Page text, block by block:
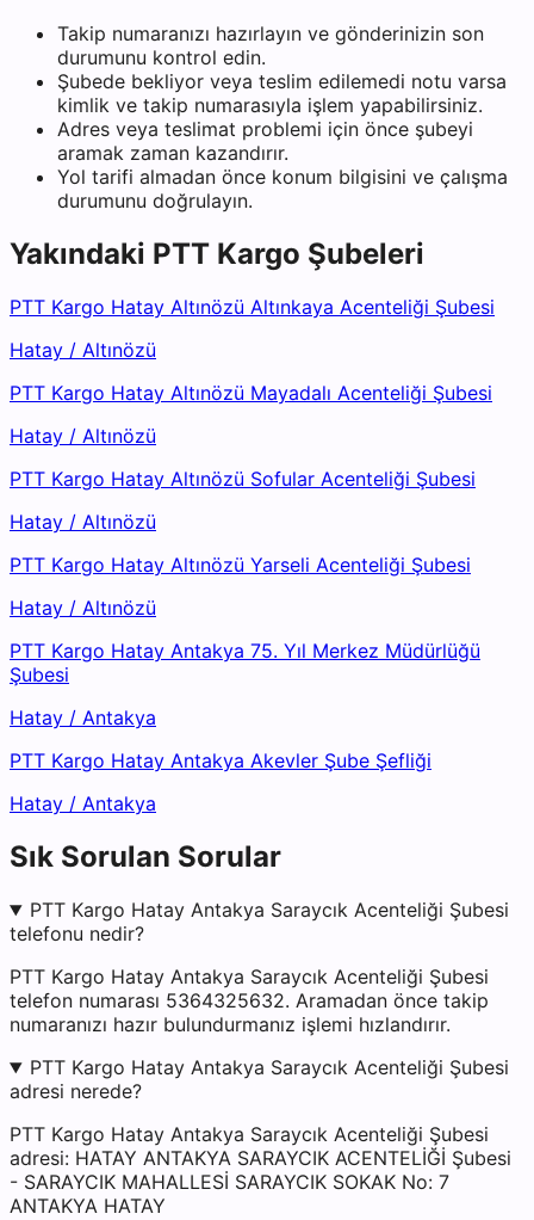
Takip numaranızı hazırlayın ve gönderinizin son
durumunu kontrol edin.
Şubede bekliyor veya teslim edilemedi notu varsa
kimlik ve takip numarasıyla işlem yapabilirsiniz.
Adres veya teslimat problemi için önce şubeyi
aramak zaman kazandırır.
Yol tarifi almadan önce konum bilgisini ve çalışma
durumunu doğrulayın.
Yakındaki PTT Kargo Şubeleri
PTT Kargo Hatay Altınözü Altınkaya Acenteliği Şubesi
Hatay / Altınözü
PTT Kargo Hatay Altınözü Mayadalı Acenteliği Şubesi
Hatay / Altınözü
PTT Kargo Hatay Altınözü Sofular Acenteliği Şubesi
Hatay / Altınözü
PTT Kargo Hatay Altınözü Yarseli Acenteliği Şubesi
Hatay / Altınözü
PTT Kargo Hatay Antakya 75. Yıl Merkez Müdürlüğü
Şubesi
Hatay / Antakya
PTT Kargo Hatay Antakya Akevler Şube Şefliği
Hatay / Antakya
Sık Sorulan Sorular
PTT Kargo Hatay Antakya Saraycık Acenteliği Şubesi
telefonu nedir?
PTT Kargo Hatay Antakya Saraycık Acenteliği Şubesi
telefon numarası 5364325632. Aramadan önce takip
numaranızı hazır bulundurmanız işlemi hızlandırır.
PTT Kargo Hatay Antakya Saraycık Acenteliği Şubesi
adresi nerede?
PTT Kargo Hatay Antakya Saraycık Acenteliği Şubesi
adresi: HATAY ANTAKYA SARAYCIK ACENTELİĞİ Şubesi
- SARAYCIK MAHALLESİ SARAYCIK SOKAK No: 7
ANTAKYA HATAY